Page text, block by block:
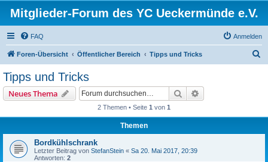
Mitglieder-Forum des YC Ueckermünde e.V.
FAQ Anmelden
Foren-Übersicht Öffentlicher Bereich Tipps und Tricks
Tipps und Tricks
Neues Thema Suche
2 Themen • Seite 1 von 1
Themen
Bordkühlschrank
Letzter Beitrag von StefanStein « Sa 20. Mai 2017, 20:39
Antworten: 2